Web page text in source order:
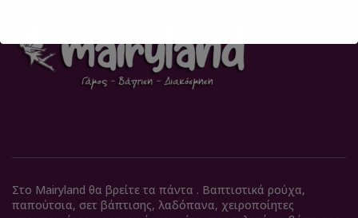
Στο Mairyland θα βρείτε τα πάντα . Βαπτιστικά ρούχα,
παπούτσια, σετ βάπτισης, λαδόπανα, χειροποίητες